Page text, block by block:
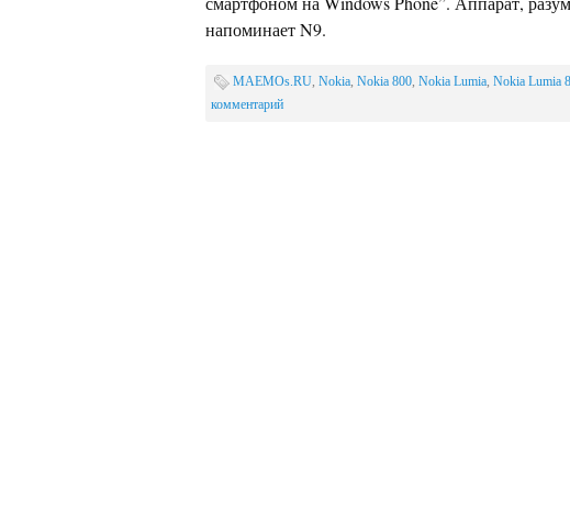
напоминает N9.
MAEMOs.RU, Nokia, Nokia 800, Nokia Lumia, Nokia Lumia
комментарий